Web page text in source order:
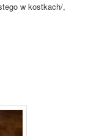
w kostkach/,